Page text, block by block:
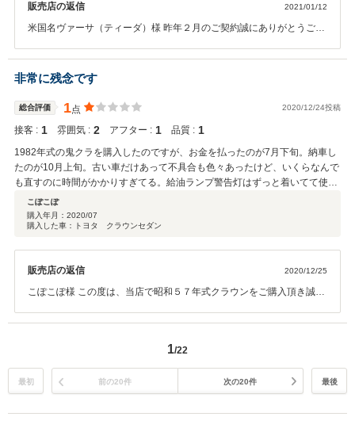
販売店の返信 2021/01/12
米国名ヴァーサ（ティーダ）様 昨年２月のご契約誠にありがとうござ
頂いたつもりでしたが、こちらの説明不足によりご迷惑をおかけした
ことお詫び申し上げます。 また、ご納車後にバックカメラの件でご来
店頂き中古部品等でご対応させていただければお安く済むというお話
もさせていただきましたが、他店様作業にて５万円かかっとのことで
申し訳ございませんでした。 自社工場等で点検整備させて頂いており
ますが、お車は製造から１４年程経っておりますので、トラブルも出
てくるかと思います。その際には是非弊社にてお見積り作成させてい
ただければと思います。 よろしくお願いいたします。
非常に残念です
総合評価 1点 2020/12/24投稿
接客 : 1 雰囲気 : 2 アフター : 1 品質 : 1
1982年式の鬼クラを購入したのですが、お金を払ったのが7月下旬。納車し
たのが10月上旬。古い車だけあって不具合も色々あったけど、いくらなんで
も直すのに時間がかかりすぎてる。給油ランプ警告灯はずっと着いてて使え
ないのか、社外の水温計と燃料計が付けられていたが、社外の燃料計も壊れ
ていて次の日に山でガス欠で止まった。クレームの電話を入れたが、対応が
有り得ないくらい残念で、持って行って直すのは辞めようと思うくらいでし
しまいという感じで、アフターケアは任せられないと判断しました。現車確
認して、たくさん話し合ったのに、この結果でとても残念です。
こぽこぽ
購入年月： 2020/07
購入した車：トヨタ クラウンセダン
販売店の返信 2020/12/25
こぽこぽ様 この度は、当店で昭和５７年式クラウンをご購入頂き誠に
月のお時間を頂いてしまった事、大変申し訳ございませんでした！旧
が足りなかった事お詫び申します。ご修理時に、ご来店頂けないとの
お話でしたので、今回ご返金にて早期ご対応をさせて頂きました。そ
の後も何か問題等ございましたらお気軽にご相談下さいませ！私も、
２１歳の時に車を購入し分からないことが多く困りました。些細なこ
とでもお力になれればと思っております！今後ともどうぞよろしくお
1/22
最初 前の20件 次の20件 最後